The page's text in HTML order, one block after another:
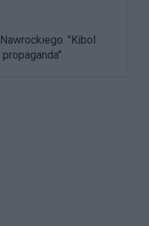
"Kibol
propaganda"